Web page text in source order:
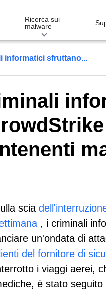
Ricerca sui
malware
informatici sfruttano...
scia
, i criminali
un'ondata di
del fornitore di
i viaggi aerei,
è stato seguito